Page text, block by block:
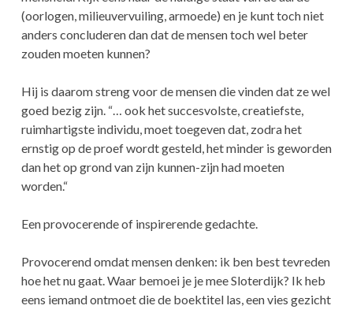
(oorlogen, milieuvervuiling, armoede) en je kunt toch niet
anders concluderen dan dat de mensen toch wel beter
zouden moeten kunnen?
Hij is daarom streng voor de mensen die vinden dat ze wel
goed bezig zijn. “… ook het succesvolste, creatiefste,
ruimhartigste individu, moet toegeven dat, zodra het
ernstig op de proef wordt gesteld, het minder is geworden
dan het op grond van zijn kunnen-zijn had moeten
worden.“
Een provocerende of inspirerende gedachte.
Provocerend omdat mensen denken: ik ben best tevreden
hoe het nu gaat. Waar bemoei je je mee Sloterdijk? Ik heb
eens iemand ontmoet die de boektitel las, een vies gezicht